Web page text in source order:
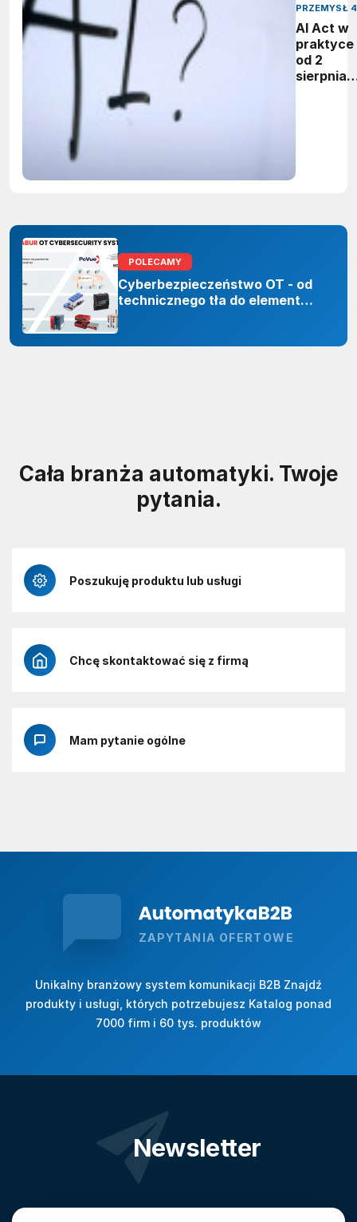
PRZEMYSŁ
AI Act w
praktyce
od 2
sierpnia
POLECAMY
Cyberbezpieczeństwo OT - od
technicznego tła do elementu
Cała branża automatyki. Twoje
pytania.
Poszukuję produktu lub usługi
Chcę skontaktować się z firmą
Mam pytanie ogólne
ZAPYTANIA OFERTOWE
Unikalny branżowy system komunikacji B2B Znajdź
produkty i usługi, których potrzebujesz Katalog ponad
7000 firm i 60 tys. produktów
Newsletter